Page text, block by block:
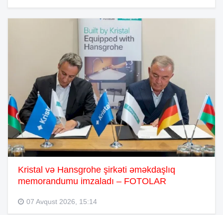
Kristal və Hansgrohe şirkəti əməkdaşlıq
memorandumu imzaladı – FOTOLAR
07 Avqust 2026, 15:14